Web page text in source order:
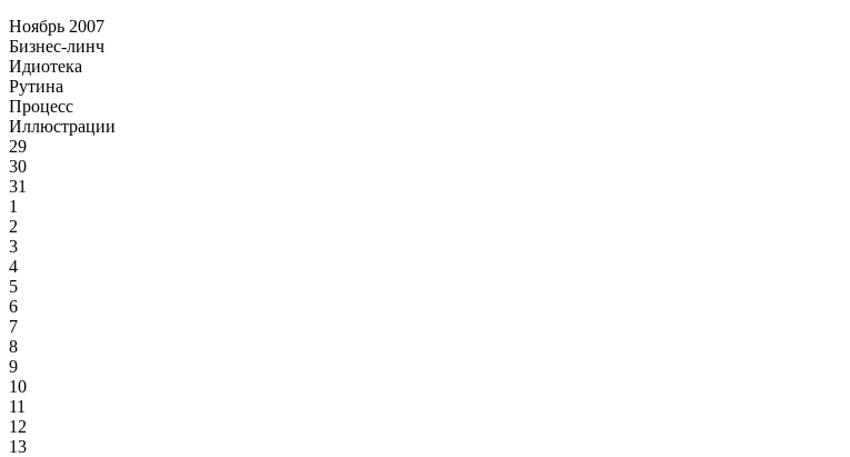
Ноябрь 2007
Бизнес-линч
Идиотека
Рутина
Процесс
Иллюстрации
29
30
31
1
2
3
4
5
6
7
8
9
10
11
12
13